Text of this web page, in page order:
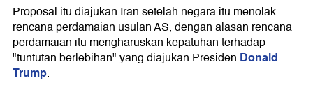
Proposal itu diajukan Iran setelah negara itu menolak
rencana perdamaian usulan AS, dengan alasan rencana
perdamaian itu mengharuskan kepatuhan terhadap
"tuntutan berlebihan" yang diajukan Presiden Donald
Trump.